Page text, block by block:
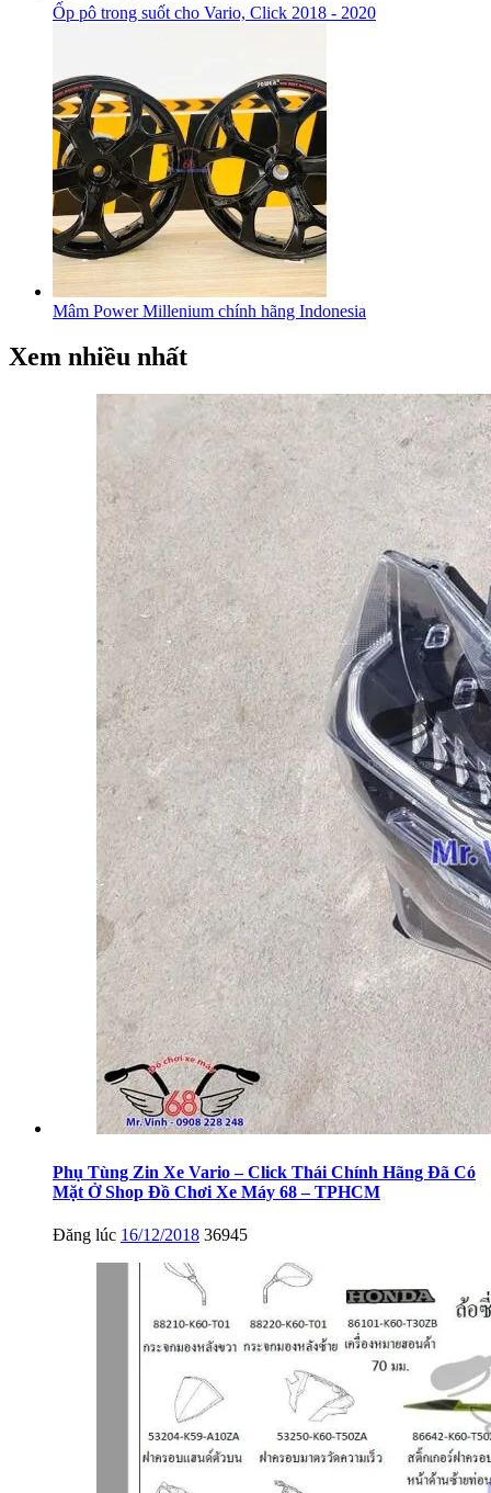
Ốp pô trong suốt cho Vario, Click 2018 - 2020
Mâm Power Millenium chính hãng Indonesia
Xem nhiều nhất
Phụ Tùng Zin Xe Vario – Click Thái Chính Hãng Đã Có
Mặt Ở Shop Đồ Chơi Xe Máy 68 – TPHCM
Đăng lúc 16/12/2018 36945